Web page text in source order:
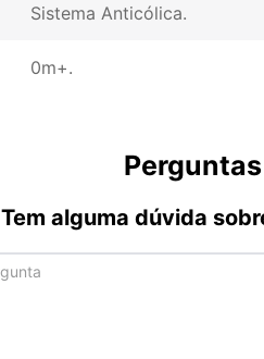
Sistema Anticólica
0m+
Tem alguma dúvida